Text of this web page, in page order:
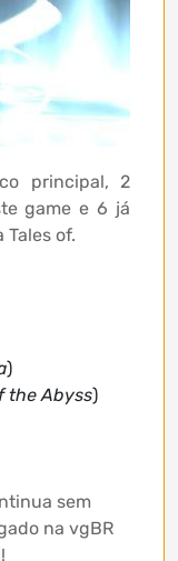
principal, 2
game e 6 já
of.
)
the Abyss)
sem
na vgBR